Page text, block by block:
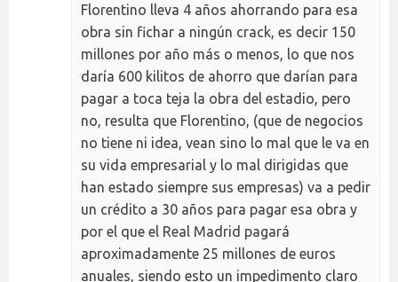
Florentino lleva 4 años ahorrando para esa
obra sin fichar a ningún crack, es decir 150
millones por año más o menos, lo que nos
daría 600 kilitos de ahorro que darían para
pagar a toca teja la obra del estadio, pero
no, resulta que Florentino, (que de negocios
no tiene ni idea, vean sino lo mal que le va en
su vida empresarial y lo mal dirigidas que
han estado siempre sus empresas) va a pedir
un crédito a 30 años para pagar esa obra y
por el que el Real Madrid pagará
aproximadamente 25 millones de euros
anuales, siendo esto un impedimento claro